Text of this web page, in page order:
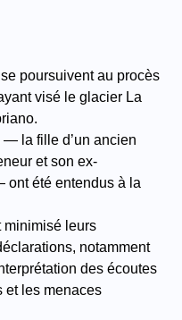
poursuivent au procès
visé le glacier La
— la fille d’un ancien
et son ex-
ont été entendus à la
minimisé leurs
notamment
des écoutes
et les menaces